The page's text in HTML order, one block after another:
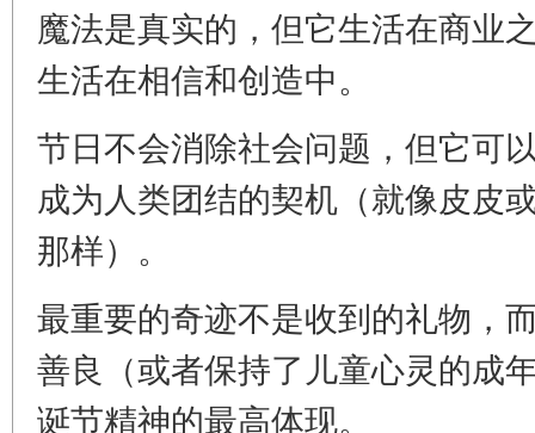
魔法是真实的，但它生活在商业
生活在相信和创造中。
节日不会消除社会问题，但它可
成为人类团结的契机（就像皮皮
那样）。
最重要的奇迹不是收到的礼物，
善良（或者保持了儿童心灵的成
诞节精神的最高体现。